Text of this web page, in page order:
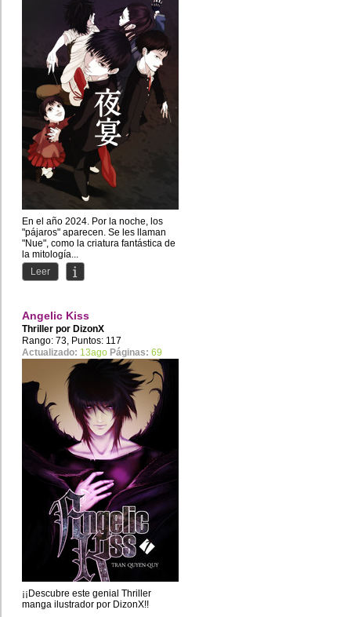
En el año 2024. Por la noche, los
"pájaros" aparecen. Se les llaman
"Nue", como la criatura fantástica de
la mitología...
Leer
Angelic Kiss
Thriller por DizonX
Rango: 73, Puntos: 117
Actualizado: 13ago Páginas: 69
¡¡Descubre este genial Thriller
manga ilustrador por DizonX!!